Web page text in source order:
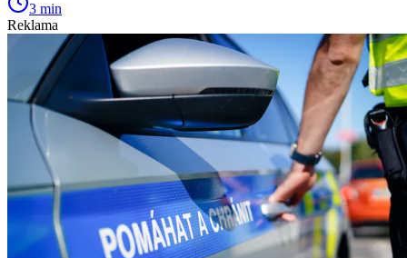
3 min
Reklama